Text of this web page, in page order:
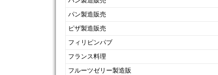
パン製造販売
ピザ製造販売
フィリピンパブ
フランス料理
フルーツゼリー製造販